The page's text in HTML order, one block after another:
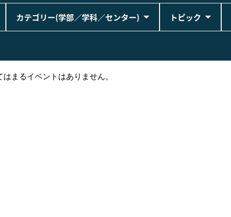
カテゴリー(学部／学科／センター) トピック
まるイベントはありません。